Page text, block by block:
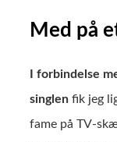
Med på
I forbindelse
singlen fik jeg
fame på TV-